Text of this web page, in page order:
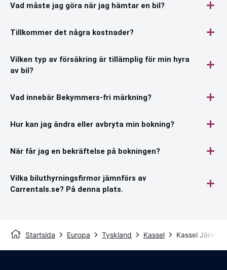
Vad måste jag göra när jag hämtar en bil?
Tillkommer det några kostnader?
Vilken typ av försäkring är tillämplig för min hyra
av bil?
Vad innebär Bekymmers-fri märkning?
Hur kan jag ändra eller avbryta min bokning?
När får jag en bekräftelse på bokningen?
Vilka biluthyrningsfirmor jämnförs av
Carrentals.se? På denna plats.
Startsida Europa Tyskland Kassel Kassel